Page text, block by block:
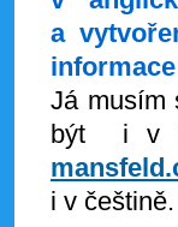
a
Já musím
být i v
i v češtině.